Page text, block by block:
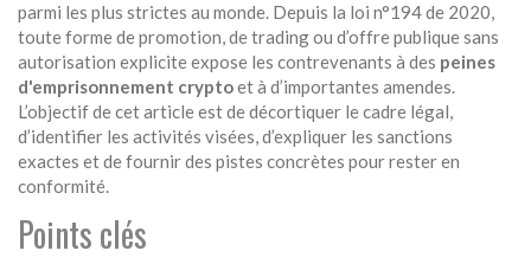
parmi les plus strictes au monde. Depuis la loi n°194 de 2020,
toute forme de promotion, de trading ou d’offre publique sans
autorisation explicite expose les contrevenants à des peines
d'emprisonnement cryptoet à d’importantes amendes.
L’objectif de cet article est de décortiquer le cadre légal,
d’identifier les activités visées, d’expliquer les sanctions
exactes et de fournir des pistes concrètes pour rester en
conformité.
Points clés